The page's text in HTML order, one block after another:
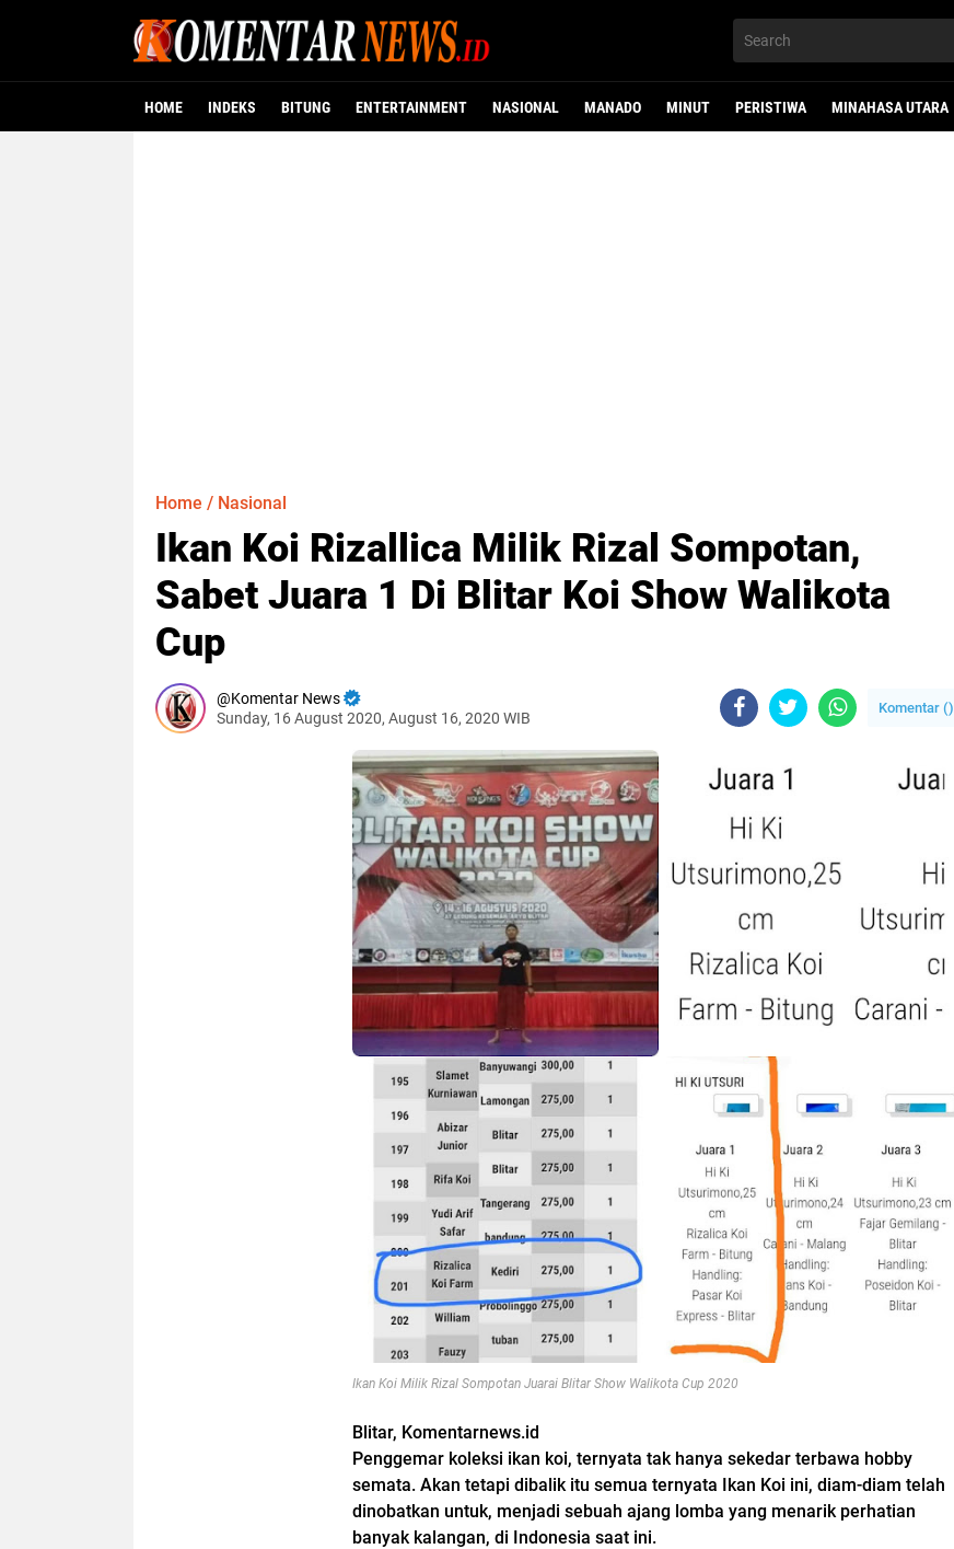
HOME INDEKS BITUNG ENTERTAINMENT NASIONAL MANADO MINUT PERISTIWA MINAHASA UTARA
Home / Nasional
Ikan Koi Rizallica Milik Rizal Sompotan,
Sabet Juara 1 Di Blitar Koi Show Walikota
Cup
Komentar News
Sunday, 16 August 2020, August 16, 2020 WIB
Komentar ()
Ikan Koi Milik Rizal Sompotan Juarai Blitar Show Walikota Cup 2020
Blitar, Komentarnews.id
Penggemar koleksi ikan koi, ternyata tak hanya sekedar terbawa hobby
semata. Akan tetapi dibalik itu semua ternyata Ikan Koi ini, diam-diam telah
dinobatkan untuk, menjadi sebuah ajang lomba yang menarik perhatian
banyak kalangan, di Indonesia saat ini.